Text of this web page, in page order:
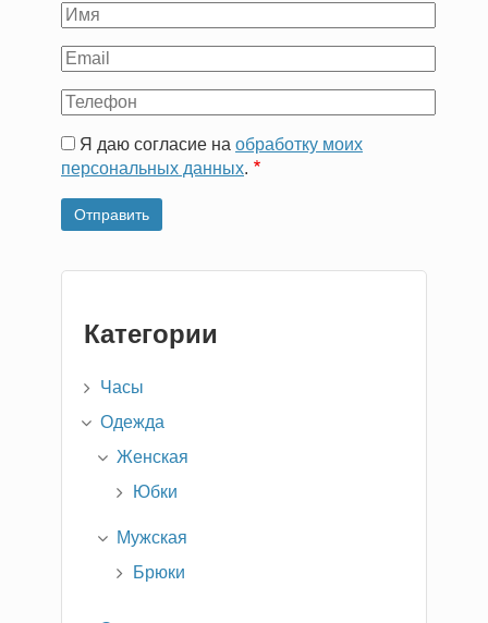
Ваше
Ваш
Ваш
Я даю согласие на обработку моих
персональных данных.
Категории
Часы
Одежда
Женская
Юбки
Мужская
Брюки